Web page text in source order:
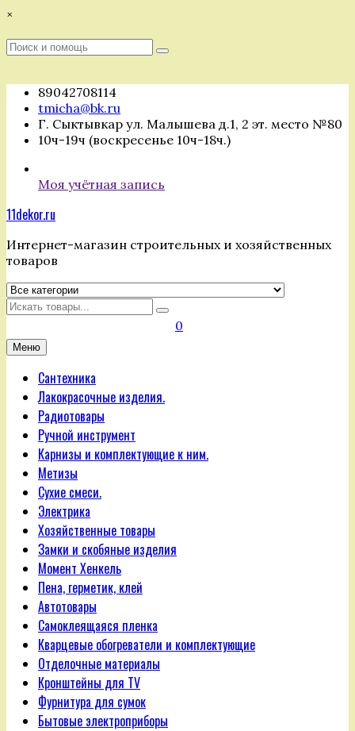
Перейти
содержимому
×
Поиск
Поиск
89042708114
tmicha@bk.ru
Г. Сыктывкар ул. Малышева д.1, 2 эт. место №80
10ч-19ч (воскресенье 10ч-18ч.)
Моя учётная запись
11dekor.ru
Интернет-магазин строительных и хозяйственных
товаров
Искать
0
Меню
Сантехника
Лакокрасочные изделия.
Радиотовары
Ручной инструмент
Карнизы и комплектующие к ним.
Метизы
Сухие смеси.
Электрика
Хозяйственные товары
Замки и скобяные изделия
Момент Хенкель
Пена, герметик, клей
Автотовары
Самоклеящаяся пленка
Кварцевые обогреватели и комплектующие
Отделочные материалы
Кронштейны для TV
Фурнитура для сумок
Бытовые электроприборы